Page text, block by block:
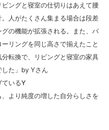
ングと寝室の仕切りはあえて腰
人がたくさん集まる場合は段差
の機能が拡張される。また、バ
リングを同じ高さで揃えたこと
転換で、リビングと寝室の家具
した」by Yさん
ているY
より純度の増した自分らしさを